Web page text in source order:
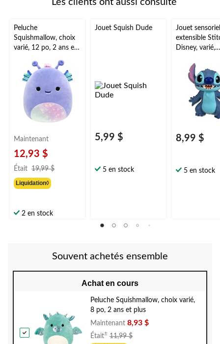
Peluche
Squishmallow, choix
varié, 12 po, 2 ans et
Maintenant
12,93 $
Était 19,99 $
Liquidation◊
2 en stock
Jouet Squish Dude
5,99 $
5 en stock
Jouet
extensible
Disney, varié,
fête/cadeau-
8,99 $
5 en stock
Souvent achetés ensemble
Achat en cours
Peluche Squishmallow, choix varié,
8 po, 2 ans et plus
Maintenant 8,93 $
Était± 11,99 $